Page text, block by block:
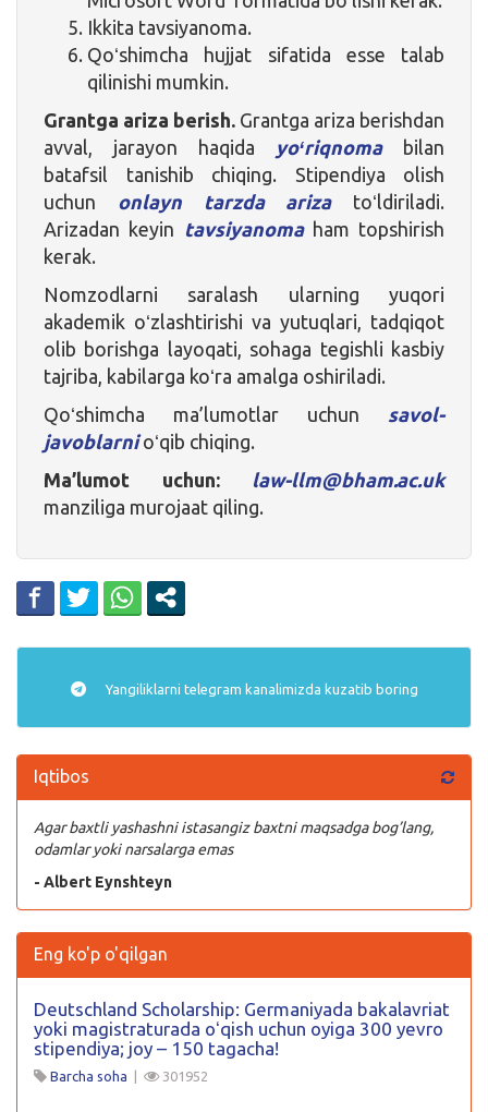
Ikkita tavsiyanoma.
Qoʻshimcha hujjat sifatida esse talab
qilinishi mumkin.
Grantga ariza berish. Grantga ariza berishdan
avval, jarayon haqida yoʻriqnomabilan
batafsil tanishib chiqing. Stipendiya olish
uchun
onlayn tarzda ariza
toʻldiriladi.
Arizadan keyin tavsiyanomaham topshirish
kerak.
Nomzodlarni saralash ularning yuqori
akademik oʻzlashtirishi va yutuqlari, tadqiqot
olib borishga layoqati, sohaga tegishli kasbiy
tajriba, kabilarga koʻra amalga oshiriladi.
Qoʻshimcha ma’lumotlar uchun savol-
javoblarnioʻqib chiqing.
Ma’lumot uchun: law-llm@bham.ac.uk
manziliga murojaat qiling.
Yangiliklarni telegram kanalimizda kuzatib boring
Iqtibos
Agar baxtli yashashni istasangiz baxtni maqsadga bog’lang,
odamlar yoki narsalarga emas
- Albert Eynshteyn
Eng ko'p o'qilgan
Deutschland Scholarship: Germaniyada bakalavriat
yoki magistraturada oʻqish uchun oyiga 300 yevro
stipendiya; joy – 150 tagacha!
Barcha soha | 301952